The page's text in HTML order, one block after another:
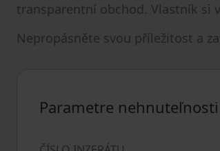
transparentní obchod. Vlastník si
Nepropásněte svou příležitost a
Parametre nehnuteľnosti